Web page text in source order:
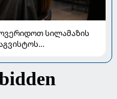
სილამაზის